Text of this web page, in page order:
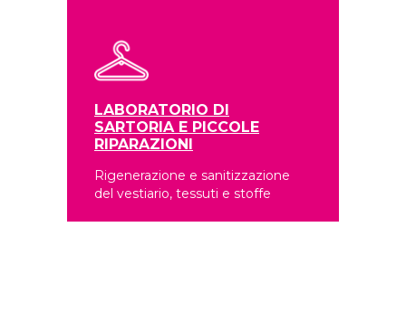
LABORATORIO DI
SARTORIA E PICCOLE
RIPARAZIONI
Rigenerazione e sanitizzazione
del vestiario, tessuti e stoffe